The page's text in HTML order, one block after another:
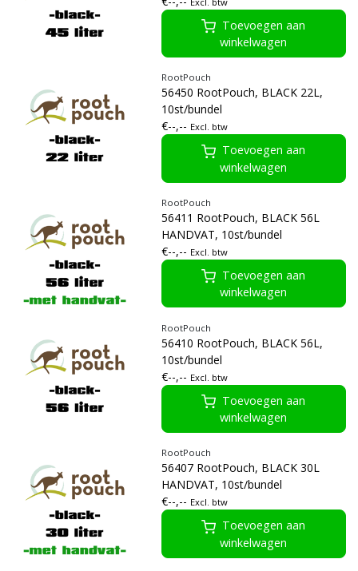
Toevoegen aan
winkelwagen
RootPouch
56450 RootPouch, BLACK 22L,
10st/bundel
€--,-- Excl. btw
Toevoegen aan
winkelwagen
RootPouch
56411 RootPouch, BLACK 56L
HANDVAT, 10st/bundel
€--,-- Excl. btw
Toevoegen aan
winkelwagen
RootPouch
56410 RootPouch, BLACK 56L,
10st/bundel
€--,-- Excl. btw
Toevoegen aan
winkelwagen
RootPouch
56407 RootPouch, BLACK 30L
HANDVAT, 10st/bundel
€--,-- Excl. btw
Toevoegen aan
winkelwagen